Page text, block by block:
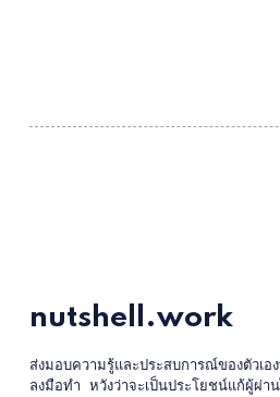
nutshell.work
ส่งมอบความรู้และประสบการณ์ของตัวเอ
ลงมือทำ หวังว่าจะเป็นประโยชน์แก้ผู้ผ่า